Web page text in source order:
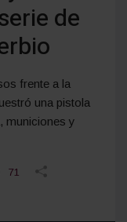
de
frente a la
una pistola
municiones y
71